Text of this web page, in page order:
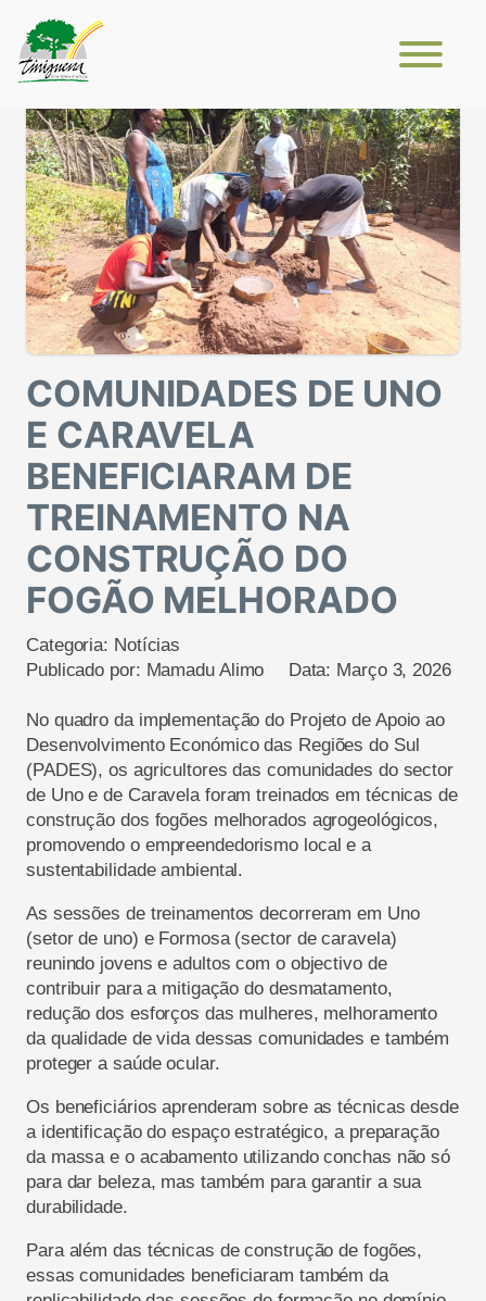
COMUNIDADES DE UNO
E CARAVELA
BENEFICIARAM DE
TREINAMENTO NA
CONSTRUÇÃO DO
FOGÃO MELHORADO
Categoria: Notícias
Publicado por: Mamadu Alimo Data: Março 3, 2026
No quadro da implementação do Projeto de Apoio ao
Desenvolvimento Económico das Regiões do Sul
(PADES), os agricultores das comunidades do sector
de Uno e de Caravela foram treinados em técnicas de
construção dos fogões melhorados agrogeológicos,
promovendo o empreendedorismo local e a
sustentabilidade ambiental.
As sessões de treinamentos decorreram em Uno
(setor de uno) e Formosa (sector de caravela)
reunindo jovens e adultos com o objectivo de
contribuir para a mitigação do desmatamento,
redução dos esforços das mulheres, melhoramento
da qualidade de vida dessas comunidades e também
proteger a saúde ocular.
Os beneficiários aprenderam sobre as técnicas desde
a identificação do espaço estratégico, a preparação
da massa e o acabamento utilizando conchas não só
para dar beleza, mas também para garantir a sua
durabilidade.
Para além das técnicas de construção de fogões,
essas comunidades beneficiaram também da